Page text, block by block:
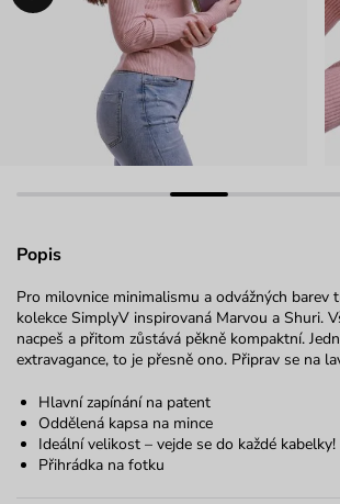
Popis
Pro milovnice minimalismu a odvážných barev
kolekce SimplyV inspirovaná Marvou a Shuri.
nacpeš a přitom zůstává pěkně kompaktní.
extravagance, to je přesně ono. Připrav se na
Hlavní zapínání na patent
Oddělená kapsa na mince
Ideální velikost – vejde se do každé kabelky!
Přihrádka na fotku